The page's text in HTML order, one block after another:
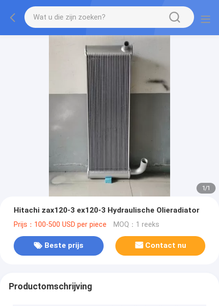
1/1
Hitachi zax120-3 ex120-3 Hydraulische Olieradiator
Prijs：100-500 USD per piece MOQ：1 reeks
Beste prijs Contact nu
Productomschrijving